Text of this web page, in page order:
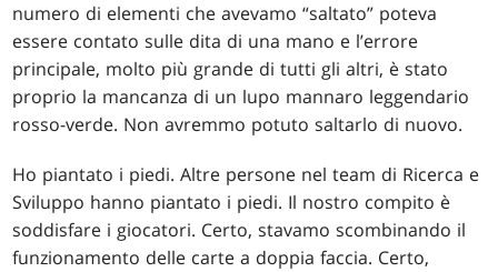
numero di elementi che avevamo “saltato” poteva
essere contato sulle dita di una mano e l’errore
principale, molto più grande di tutti gli altri, è stato
proprio la mancanza di un lupo mannaro leggendario
rosso-verde. Non avremmo potuto saltarlo di nuovo.
Ho piantato i piedi. Altre persone nel team di Ricerca e
Sviluppo hanno piantato i piedi. Il nostro compito è
soddisfare i giocatori. Certo, stavamo scombinando il
funzionamento delle carte a doppia faccia. Certo,